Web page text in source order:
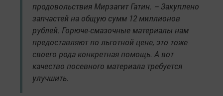
продовольствия Мирзагит Гатин. – Закуплено
запчастей на общую сумм 12 миллионов
рублей. Горюче-смазочные материалы нам
предоставляют по льготной цене, это тоже
своего рода конкретная помощь. А вот
качество посевного материала требуется
улучшить.